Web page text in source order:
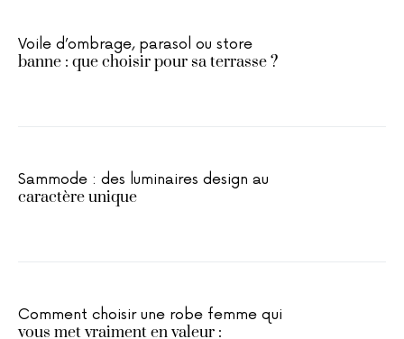
Voile d’ombrage, parasol ou store
banne : que choisir pour sa terrasse ?
Sammode : des luminaires design au
caractère unique
Comment choisir une robe femme qui
vous met vraiment en valeur :